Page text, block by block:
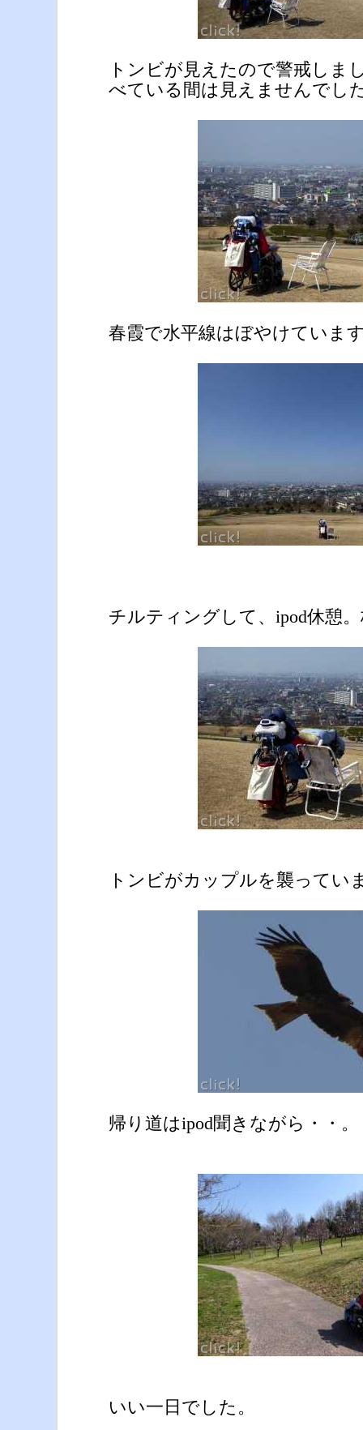
トンビが見えたので警戒しま
べている間は見えませんでし
春霞で水平線はぼやけていま
チルティングして、ipod休憩
トンビがカップルを襲ってい
帰り道はipod聞きながら・・
いい一日でした。